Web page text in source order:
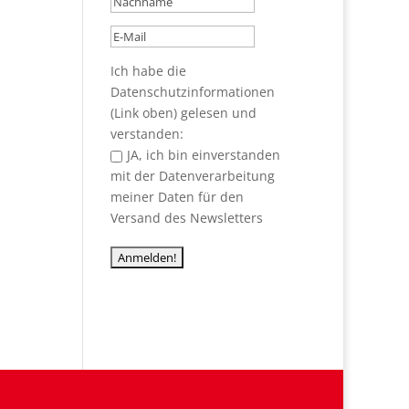
Ich habe die
Datenschutzinformationen
(Link oben) gelesen und
verstanden:
JA, ich bin einverstanden
mit der Datenverarbeitung
meiner Daten für den
Versand des Newsletters